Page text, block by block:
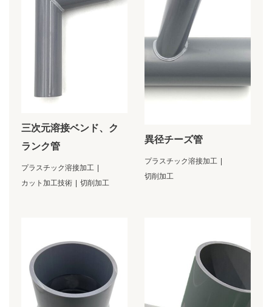
三次元溶接ベンド、ク
ランク管
プラスチック溶接加工
カット加工技術
切削加工
異径チーズ管
プラスチック溶接加工
切削加工